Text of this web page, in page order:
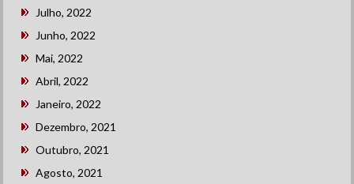
Julho, 2022
Junho, 2022
Mai, 2022
Abril, 2022
Janeiro, 2022
Dezembro, 2021
Outubro, 2021
Agosto, 2021